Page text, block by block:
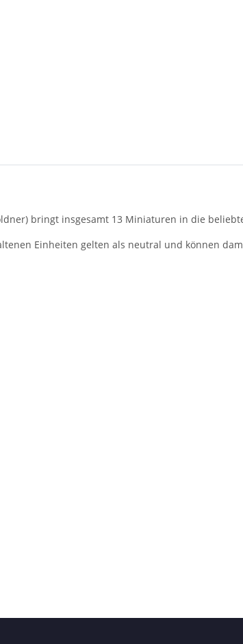
bringt insgesamt 13 Miniaturen in die
Einheiten gelten als neutral und können